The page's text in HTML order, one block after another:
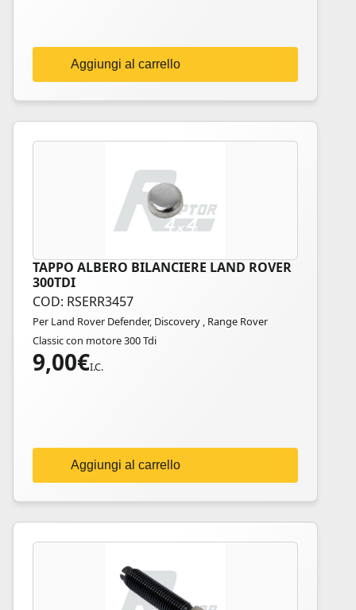
Aggiungi al carrello
TAPPO ALBERO BILANCIERE LAND ROVER
300TDI
COD: RSERR3457
Per Land Rover Defender, Discovery , Range Rover
Classic con motore 300 Tdi
9,00€I.C.
Aggiungi al carrello